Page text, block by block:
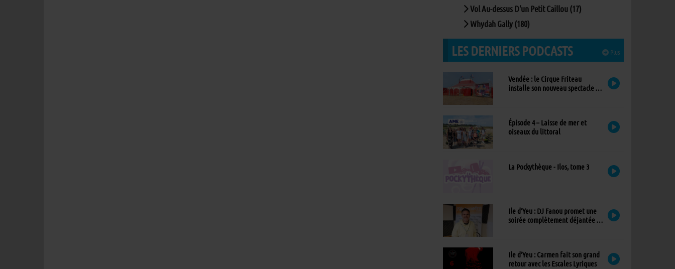
Vol Au-dessus D'un Petit Caillou (17)
Whydah Gally (180)
Plus
LES DERNIERS PODCASTS
Vendée : le Cirque Friteau
installe son nouveau spectacle à
Épisode 4 – Laisse de mer et
oiseaux du littoral
La Pockythèque - Ilos, tome 3
Ile d’Yeu : DJ Fanou promet une
soirée complètement déjantée à
Ile d’Yeu : Carmen fait son grand
retour avec les Escales Lyriques